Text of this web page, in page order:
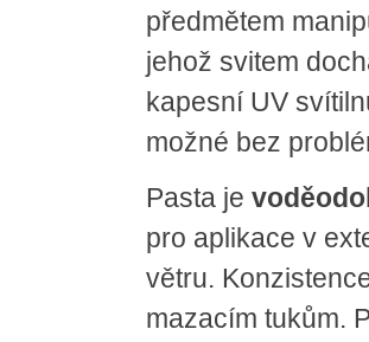
předmětem
jehož svitem
kapesní UV
možné bez
Pasta je
pro aplikace v
větru.
mazacím tukům.